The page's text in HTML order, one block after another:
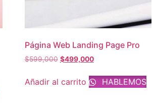
Página Web Landing Page Pro
$599,000 $499,000
Añadir al carrito HABLEMOS